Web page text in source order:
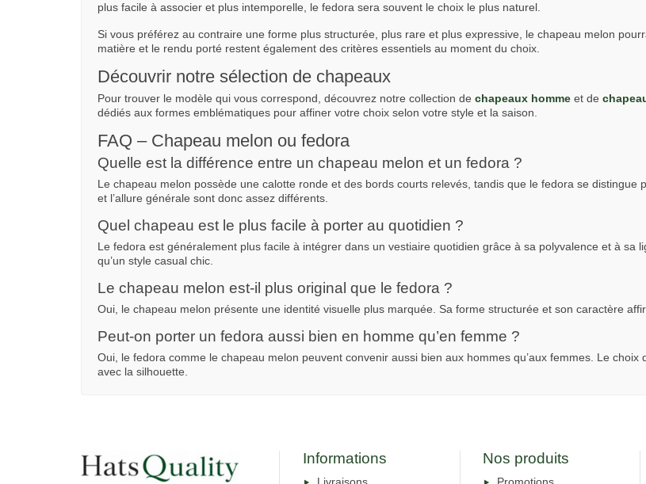
plus facile à associer et plus intemporelle, le fedora sera souvent le choix le plus naturel.
Si vous préférez au contraire une forme plus structurée, plus rare et plus expressive, le chapeau melon
matière et le rendu porté restent également des critères essentiels au moment du choix.
Découvrir notre sélection de chapeaux
Pour trouver le modèle qui vous correspond, découvrez notre collection de chapeaux homme et de
dédiés aux formes emblématiques pour affiner votre choix selon votre style et la saison.
FAQ – Chapeau melon ou fedora
Quelle est la différence entre un chapeau melon et un fedora ?
Le chapeau melon possède une calotte ronde et des bords courts relevés, tandis que le fedora se
et l’allure générale sont donc assez différents.
Quel chapeau est le plus facile à porter au quotidien ?
Le fedora est généralement plus facile à intégrer dans un vestiaire quotidien grâce à sa polyvalence et à sa
qu’un style casual chic.
Le chapeau melon est-il plus original que le fedora ?
Oui, le chapeau melon présente une identité visuelle plus marquée. Sa forme structurée et son caractère
Peut-on porter un fedora aussi bien en homme qu’en femme ?
Oui, le fedora comme le chapeau melon peuvent convenir aussi bien aux hommes qu’aux femmes. Le
avec la silhouette.
Informations Nos produits